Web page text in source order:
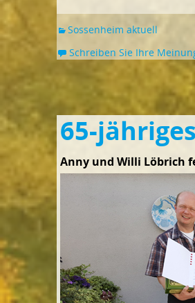
Sossenheim aktuell
Schreiben Sie Ihre
65-
Anny und Willi Löbrich